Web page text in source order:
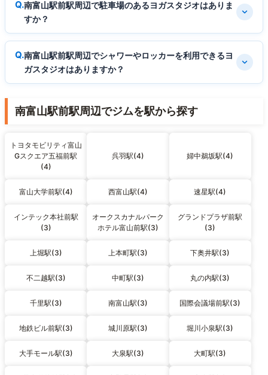
南富山駅前駅周辺で駐車場のあるヨガスタジオはありま
すか？
南富山駅前駅周辺でシャワーやロッカーを利用できるヨ
ガスタジオはありますか？
南富山駅前駅周辺でジムを駅から探す
トヨタモビリティ富山
Gスクエア五福前駅
(4)
呉羽駅(4) 婦中鵜坂駅(4)
富山大学前駅(4) 西富山駅(4) 速星駅(4)
インテック本社前駅
(3)
オークスカナルパーク
ホテル富山前駅(3)
グランドプラザ前駅
(3)
上堀駅(3) 上本町駅(3) 下奥井駅(3)
不二越駅(3) 中町駅(3) 丸の内駅(3)
千里駅(3) 南富山駅(3) 国際会議場前駅(3)
地鉄ビル前駅(3) 城川原駅(3) 堀川小泉駅(3)
大手モール駅(3) 大泉駅(3) 大町駅(3)